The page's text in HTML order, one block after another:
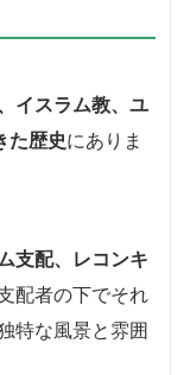
イスラム教、ユ
た歴史にありま
支配、レコンキ
配者の下でそれ
特な風景と雰囲